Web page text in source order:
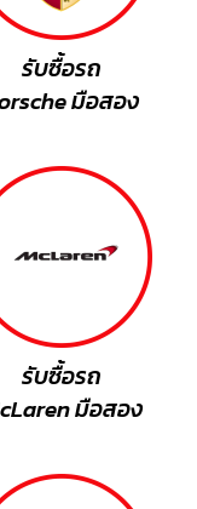
รับซื้อรถ
มือสอง
รับซื้อรถ
มือสอง